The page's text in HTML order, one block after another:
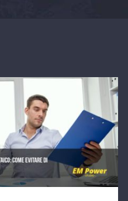
impianto
evitare di perdere